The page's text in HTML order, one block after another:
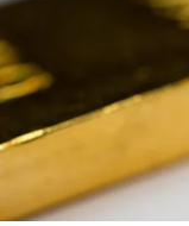
855
1
238